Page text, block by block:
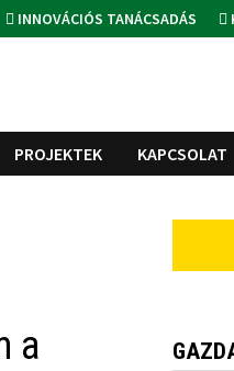
INNOVÁCIÓS TANÁCSADÁS
PROJEKTEK KAPCSOLAT
a